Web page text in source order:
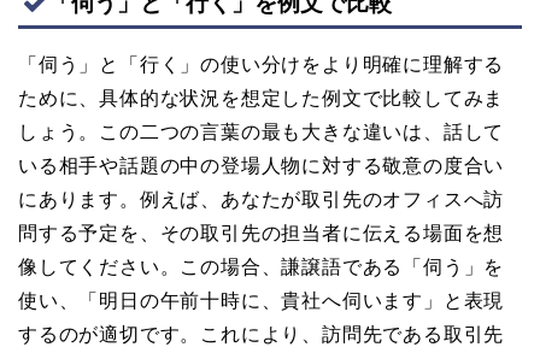
「伺う」と「行く」の使い分けをより明確に理解する
ために、具体的な状況を想定した例文で比較してみま
しょう。この二つの言葉の最も大きな違いは、話して
いる相手や話題の中の登場人物に対する敬意の度合い
にあります。例えば、あなたが取引先のオフィスへ訪
問する予定を、その取引先の担当者に伝える場面を想
像してください。この場合、謙譲語である「伺う」を
使い、「明日の午前十時に、貴社へ伺います」と表現
するのが適切です。これにより、訪問先である取引先